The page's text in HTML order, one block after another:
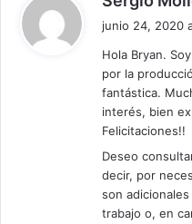
junio 24, 2020
Hola Bryan.
por la
fantástica.
interés, bien
Felicitaciones!!
Deseo
decir, por
son
trabajo o, en